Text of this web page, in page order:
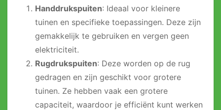
Handdrukspuiten: Ideaal voor kleinere
tuinen en specifieke toepassingen. Deze zijn
gemakkelijk te gebruiken en vergen geen
elektriciteit.
Rugdrukspuiten: Deze worden op de rug
gedragen en zijn geschikt voor grotere
tuinen. Ze hebben vaak een grotere
capaciteit, waardoor je efficiënt kunt werken